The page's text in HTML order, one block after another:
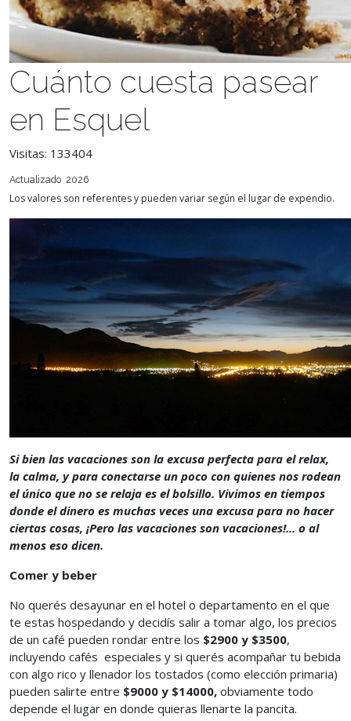
Cuánto cuesta pasear
en Esquel
Visitas: 133404
Actualizado 2026
Los valores son referentes y pueden variar según el lugar de expendio.
Si bien las vacaciones son la excusa perfecta para el relax,
la calma, y para conectarse un poco con quienes nos rodean
el único que no se relaja es el bolsillo. Vivimos en tiempos
donde el dinero es muchas veces una excusa para no hacer
ciertas cosas, ¡Pero las vacaciones son vacaciones!... o al
menos eso dicen.
Comer y beber
No querés desayunar en el hotel o departamento en el que
te estas hospedando y decidís salir a tomar algo, los precios
de un café pueden rondar entre los $2900 y $3500,
incluyendo cafés especiales y si querés acompañar tu bebida
con algo rico y llenador los tostados (como elección primaria)
pueden salirte entre $9000 y $14000, obviamente todo
depende el lugar en donde quieras llenarte la pancita.